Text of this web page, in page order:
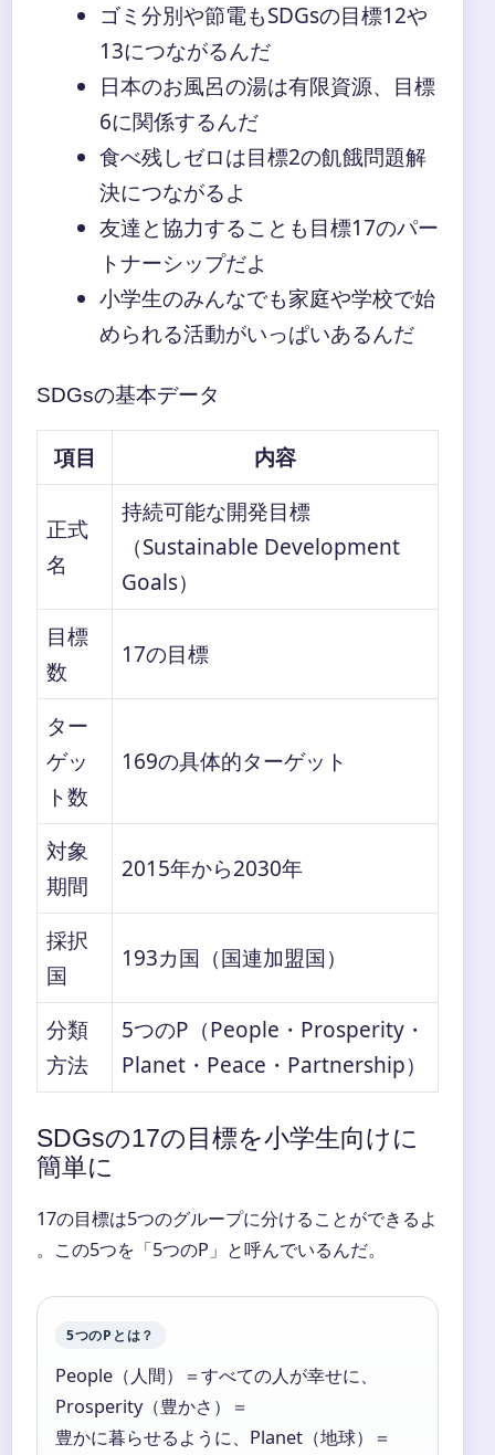
ゴミ分別や節電もSDGsの目標12や
13につながるんだ
日本のお風呂の湯は有限資源、目標
6に関係するんだ
食べ残しゼロは目標2の飢餓問題解
決につながるよ
友達と協力することも目標17のパー
トナーシップだよ
小学生のみんなでも家庭や学校で始
められる活動がいっぱいあるんだ
SDGsの基本データ
項目 内容
正式
名
持続可能な開発目標
（Sustainable Development
Goals）
目標
数
17の目標
ター
ゲッ
ト数
169の具体的ターゲット
対象
期間
2015年から2030年
採択
国
193カ国（国連加盟国）
分類
方法
5つのP（People・Prosperity・
Planet・Peace・Partnership）
SDGsの17の目標を小学生向けに
簡単に
17の目標は5つのグループに分けることができるよ
。この5つを「5つのP」と呼んでいるんだ。
5つのPとは？
People（人間）＝すべての人が幸せに、
Prosperity（豊かさ）＝
豊かに暮らせるように、Planet（地球）＝